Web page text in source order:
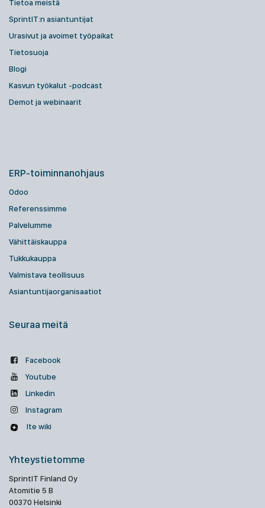
Tietoa meistä
SprintIT:n asiantuntijat
Urasivut ja avoimet työpaikat
Tietosuoja
Blogi
Kasvun työkalut -podcast
Demot ja webinaarit
ERP-toiminnanohjaus
Odoo
Referenssimme
Palvelumme
Vähittäiskauppa
Tukkukauppa
Valmistava teollisuus
Asiantuntijaorganisaatiot
Seuraa meitä
Facebook
Youtube
Linkedin
Instagram
Ite wiki
Yhteystietomme
SprintIT Finland Oy
Atomitie 5 B
00370 Helsinki